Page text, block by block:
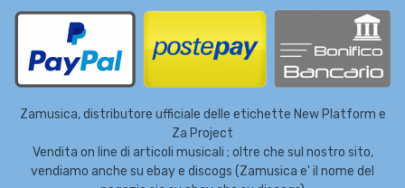
Zamusica, distributore ufficiale delle etichette New Platform e
Za Project
Vendita on line di articoli musicali ; oltre che sul nostro sito,
vendiamo anche su ebay e discogs (Zamusica e' il nome del